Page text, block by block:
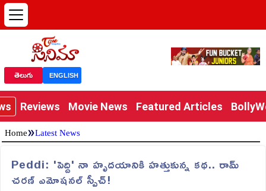
తెలుగు ENGLISH
Reviews Movie News Featured Articles
Home»Latest News
Peddi: 'పెద్ది' నా హృదయానికి హత్తుకున్న కథ.. రామ్
చరణ్ ఎమోషనల్ స్పీచ్!